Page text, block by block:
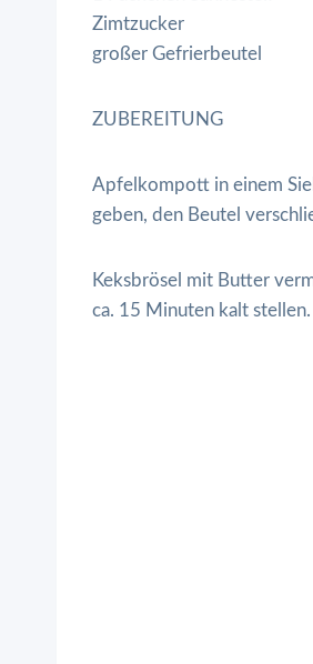
Zimtzucker
großer Gefrierbeutel
ZUBEREITUNG
Apfelkompott in einem
geben, den Beutel
Keksbrösel mit Butter
ca. 15 Minuten kalt stellen.